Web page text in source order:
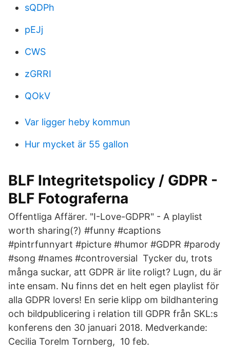
sQDPh
pEJj
CWS
zGRRI
QOkV
Var ligger heby kommun
Hur mycket är 55 gallon
BLF Integritetspolicy / GDPR -
BLF Fotograferna
Offentliga Affärer. "I-Love-GDPR" - A playlist
worth sharing(?) #funny #captions
#pintrfunnyart #​picture #humor #GDPR #parody
#song #names #controversial Tycker du, trots
många suckar, att GDPR är lite roligt? Lugn, du är
inte ensam. Nu finns det en helt egen playlist för
alla GDPR lovers! En serie klipp om bildhantering
och bildpublicering i relation till GDPR från SKL:s
konferens den 30 januari 2018. Medverkande:
Cecilia Torelm Tornberg, 10 feb.